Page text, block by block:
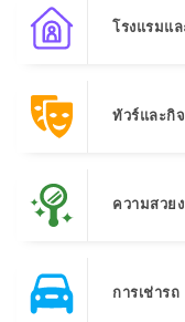
โรงแรมแ
ทัวร์และกิ
ความสวย
การเช่ารถ